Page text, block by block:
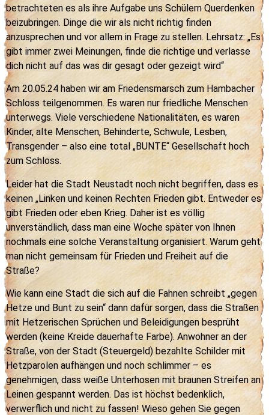
betrachteten es als ihre Aufgabe uns Schülern Querdenken
beizubringen. Dinge die wir als nicht richtig finden
anzusprechen und vor allem in Frage zu stellen. Lehrsatz: „Es
gibt immer zwei Meinungen, finde die richtige und verlasse
dich nicht auf das was dir gesagt oder gezeigt wird“
Am 20.05.24 haben wir am Friedensmarsch zum Hambacher
Schloss teilgenommen. Es waren nur friedliche Menschen
unterwegs. Viele verschiedene Nationalitäten, es waren
Kinder, alte Menschen, Behinderte, Schwule, Lesben,
Transgender – also eine total „BUNTE“ Gesellschaft hoch
zum Schloss.
Leider hat die Stadt Neustadt noch nicht begriffen, dass es
keinen „Linken und keinen Rechten Frieden gibt. Entweder es
gibt Frieden oder eben Krieg. Daher ist es völlig
unverständlich, dass man eine Woche später von Ihnen
nochmals eine solche Veranstaltung organisiert. Warum geht
man nicht gemeinsam für Frieden und Freiheit auf die
Straße?
Wie kann eine Stadt die sich auf die Fahnen schreibt „gegen
Hetze und Bunt zu sein“ dann dafür sorgen, dass die Straßen
mit Hetzerischen Sprüchen und Beleidigungen besprüht
werden (keine Kreide dauerhafte Farbe). Anwohner an der
Straße, von der Stadt (Steuergeld) bezahlte Schilder mit
Hetzparolen aufhängen und noch schlimmer – es
genehmigen, dass weiße Unterhosen mit braunen Streifen an
Leinen gespannt werden. Das ist höchst bedenklich,
verwerflich und nicht zu fassen! Wieso gehen Sie gegen